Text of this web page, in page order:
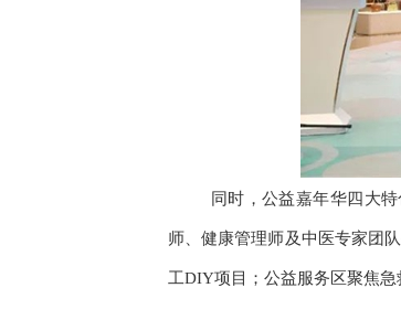
同时，公益嘉年华四大
师、健康管理师及中医专家团
工DIY项目；公益服务区聚焦